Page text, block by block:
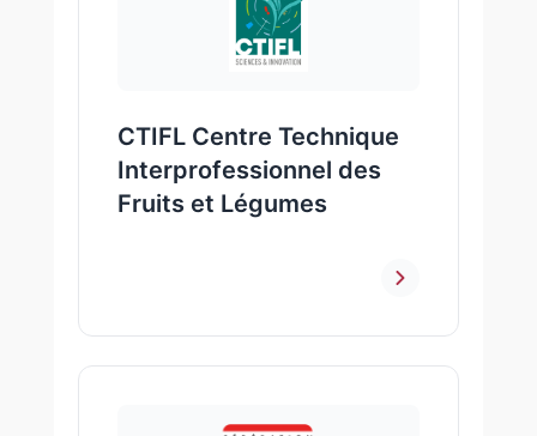
CTIFL Centre Technique
Interprofessionnel des
Fruits et Légumes